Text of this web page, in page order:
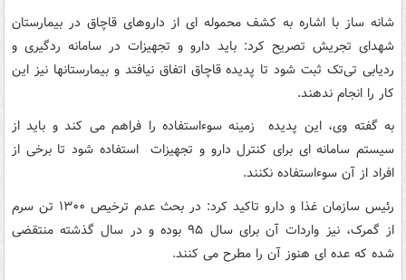
شانه ساز با اشاره به کشف محموله ای از داروهای قاچاق در بیمارستان
شهدای تجریش تصریح کرد: باید دارو و تجهیزات در سامانه ردگیری و
ردیابی تی‌تک ثبت شود تا پدیده قاچاق اتفاق نیافتد و بیمارستانها نیز این
کار را انجام ندهند.
به گفته وی، این پدیده زمینه سوءاستفاده را فراهم می کند و باید از
سیستم سامانه ای برای کنترل دارو و تجهیزات استفاده شود تا برخی از
افراد از آن سوءاستفاده نکنند.
رئیس سازمان غذا و دارو تاکید کرد: در بحث عدم ترخیص ۱۳۰۰ تن سرم
از گمرک، نیز واردات آن برای سال ۹۵ بوده و در سال گذشته منتقضی
شده که عده ای هنوز آن را مطرح می کنند.